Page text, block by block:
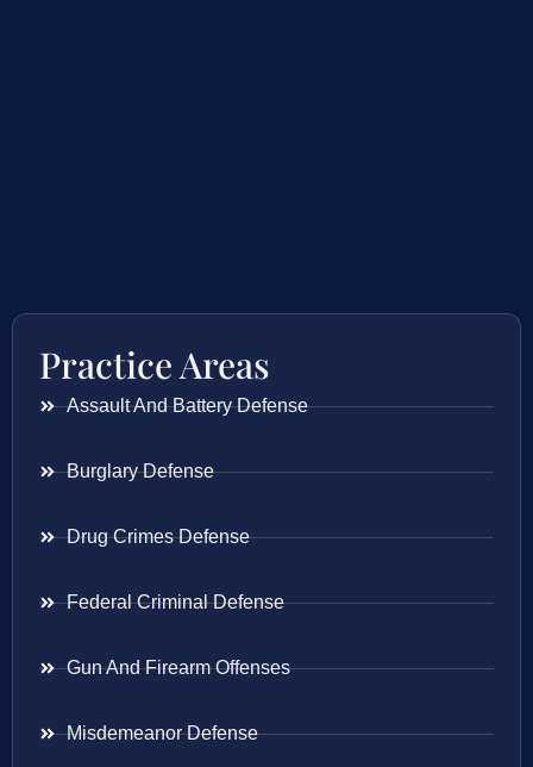
Practice Areas
Assault And Battery Defense
Burglary Defense
Drug Crimes Defense
Federal Criminal Defense
Gun And Firearm Offenses
Misdemeanor Defense